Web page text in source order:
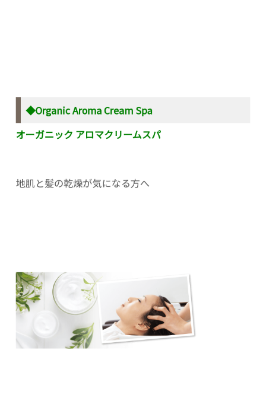
◆Organic Aroma Cream Spa
オーガニック アロマクリームスパ
地肌と髪の乾燥が気になる方へ